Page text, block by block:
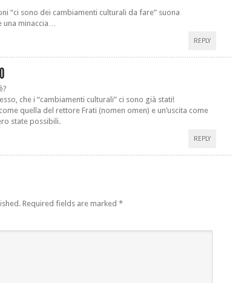
“ci sono dei cambiamenti culturali da fare” suona
una minaccia…
REPLY
che i “cambiamenti culturali” ci sono già stati!
quella del rettore Frati (nomen omen) e un’uscita come
state possibili.
REPLY
Required fields are marked *